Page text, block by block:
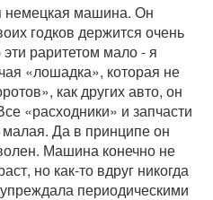
немецкая машина. Он
годков держится очень
раритетом мало - я
«лошадка», которая не
как других авто, он
«расходники» и запчасти
Да в принципе он
Машина конечно не
но как-то вдруг никогда
периодическими